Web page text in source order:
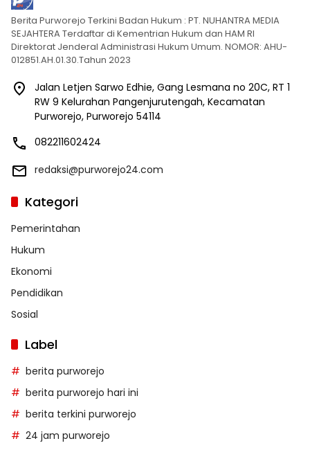
Berita Purworejo Terkini Badan Hukum : PT. NUHANTRA MEDIA
SEJAHTERA Terdaftar di Kementrian Hukum dan HAM RI
Direktorat Jenderal Administrasi Hukum Umum. NOMOR: AHU-
012851.AH.01.30.Tahun 2023
Jalan Letjen Sarwo Edhie, Gang Lesmana no 20C, RT 1
RW 9 Kelurahan Pangenjurutengah, Kecamatan
Purworejo, Purworejo 54114
082211602424
redaksi@purworejo24.com
Kategori
Pemerintahan
Hukum
Ekonomi
Pendidikan
Sosial
Label
berita purworejo
berita purworejo hari ini
berita terkini purworejo
24 jam purworejo